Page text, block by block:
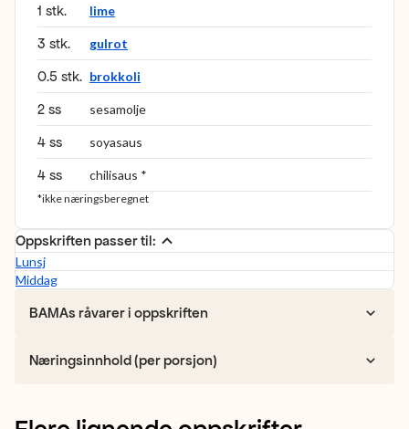
1 stk. lime
3 stk. gulrot
0.5 stk. brokkoli
2 ss sesamolje
4 ss soyasaus
4 ss chilisaus *
*ikke næringsberegnet
Oppskriften passer til:
Lunsj
Middag
BAMAs råvarer i oppskriften
Næringsinnhold (per porsjon)